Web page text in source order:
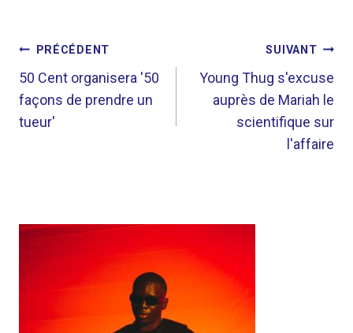
NAVIGATION
DE
L’ARTICLE
PRÉCÉDENT
50 Cent organisera '50
façons de prendre un
tueur'
SUIVANT
Young Thug s'excuse
auprès de Mariah le
scientifique sur
l'affaire